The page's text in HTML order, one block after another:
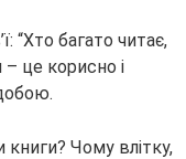
“Хто багато читає,
– це корисно і
книги? Чому влітку,